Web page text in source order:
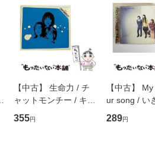
【中古】 生命力 / チ
ャットモンチー / キュ
ーンレコード [CD]
【メール便送料無料】
355円
【中古】
ur song / い
かり / [CD]【メール便
送料無料】
289円